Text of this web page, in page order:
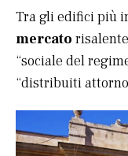
Tra gli edifici più
mercato
“sociale del
“distribuiti